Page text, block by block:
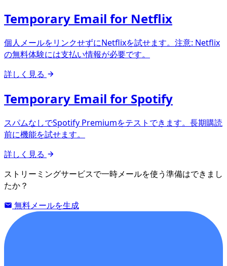
Temporary Email for Netflix
個人メールをリンクせずにNetflixを試せます。注意: Netflix
の無料体験には支払い情報が必要です。
詳しく見る
Temporary Email for Spotify
スパムなしでSpotify Premiumをテストできます。長期購読
前に機能を試せます。
詳しく見る
ストリーミングサービスで一時メールを使う準備はできまし
たか？
無料メールを生成